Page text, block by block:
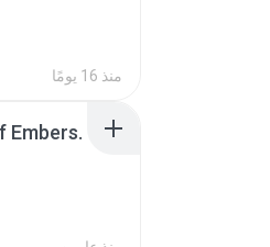
منذ 16 يومًا
Embers.